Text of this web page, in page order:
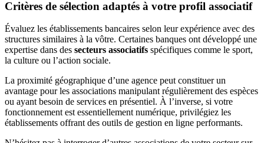
Critères de sélection adaptés à votre profil associatif
Évaluez les établissements bancaires selon leur expérience avec des
structures similaires à la vôtre. Certaines banques ont développé une
expertise dans des secteurs associatifs spécifiques comme le sport,
la culture ou l’action sociale.
La proximité géographique d’une agence peut constituer un
avantage pour les associations manipulant régulièrement des espèces
ou ayant besoin de services en présentiel. À l’inverse, si votre
fonctionnement est essentiellement numérique, privilégiez les
établissements offrant des outils de gestion en ligne performants.